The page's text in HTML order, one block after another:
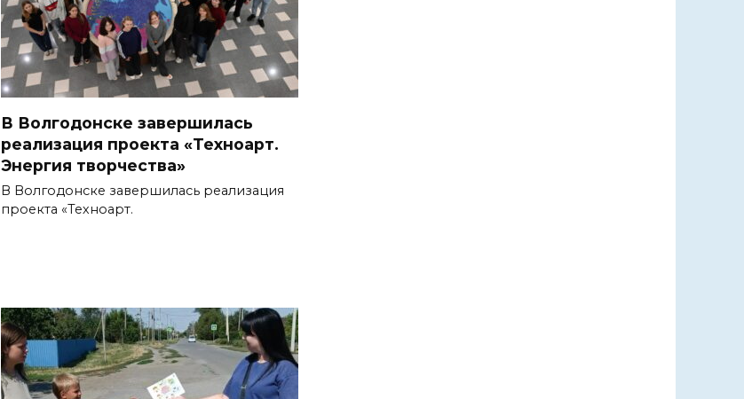
В Волгодонске завершилась
реализация проекта «Техноарт.
Энергия творчества»
В Волгодонске завершилась реализация
проекта «Техноарт.